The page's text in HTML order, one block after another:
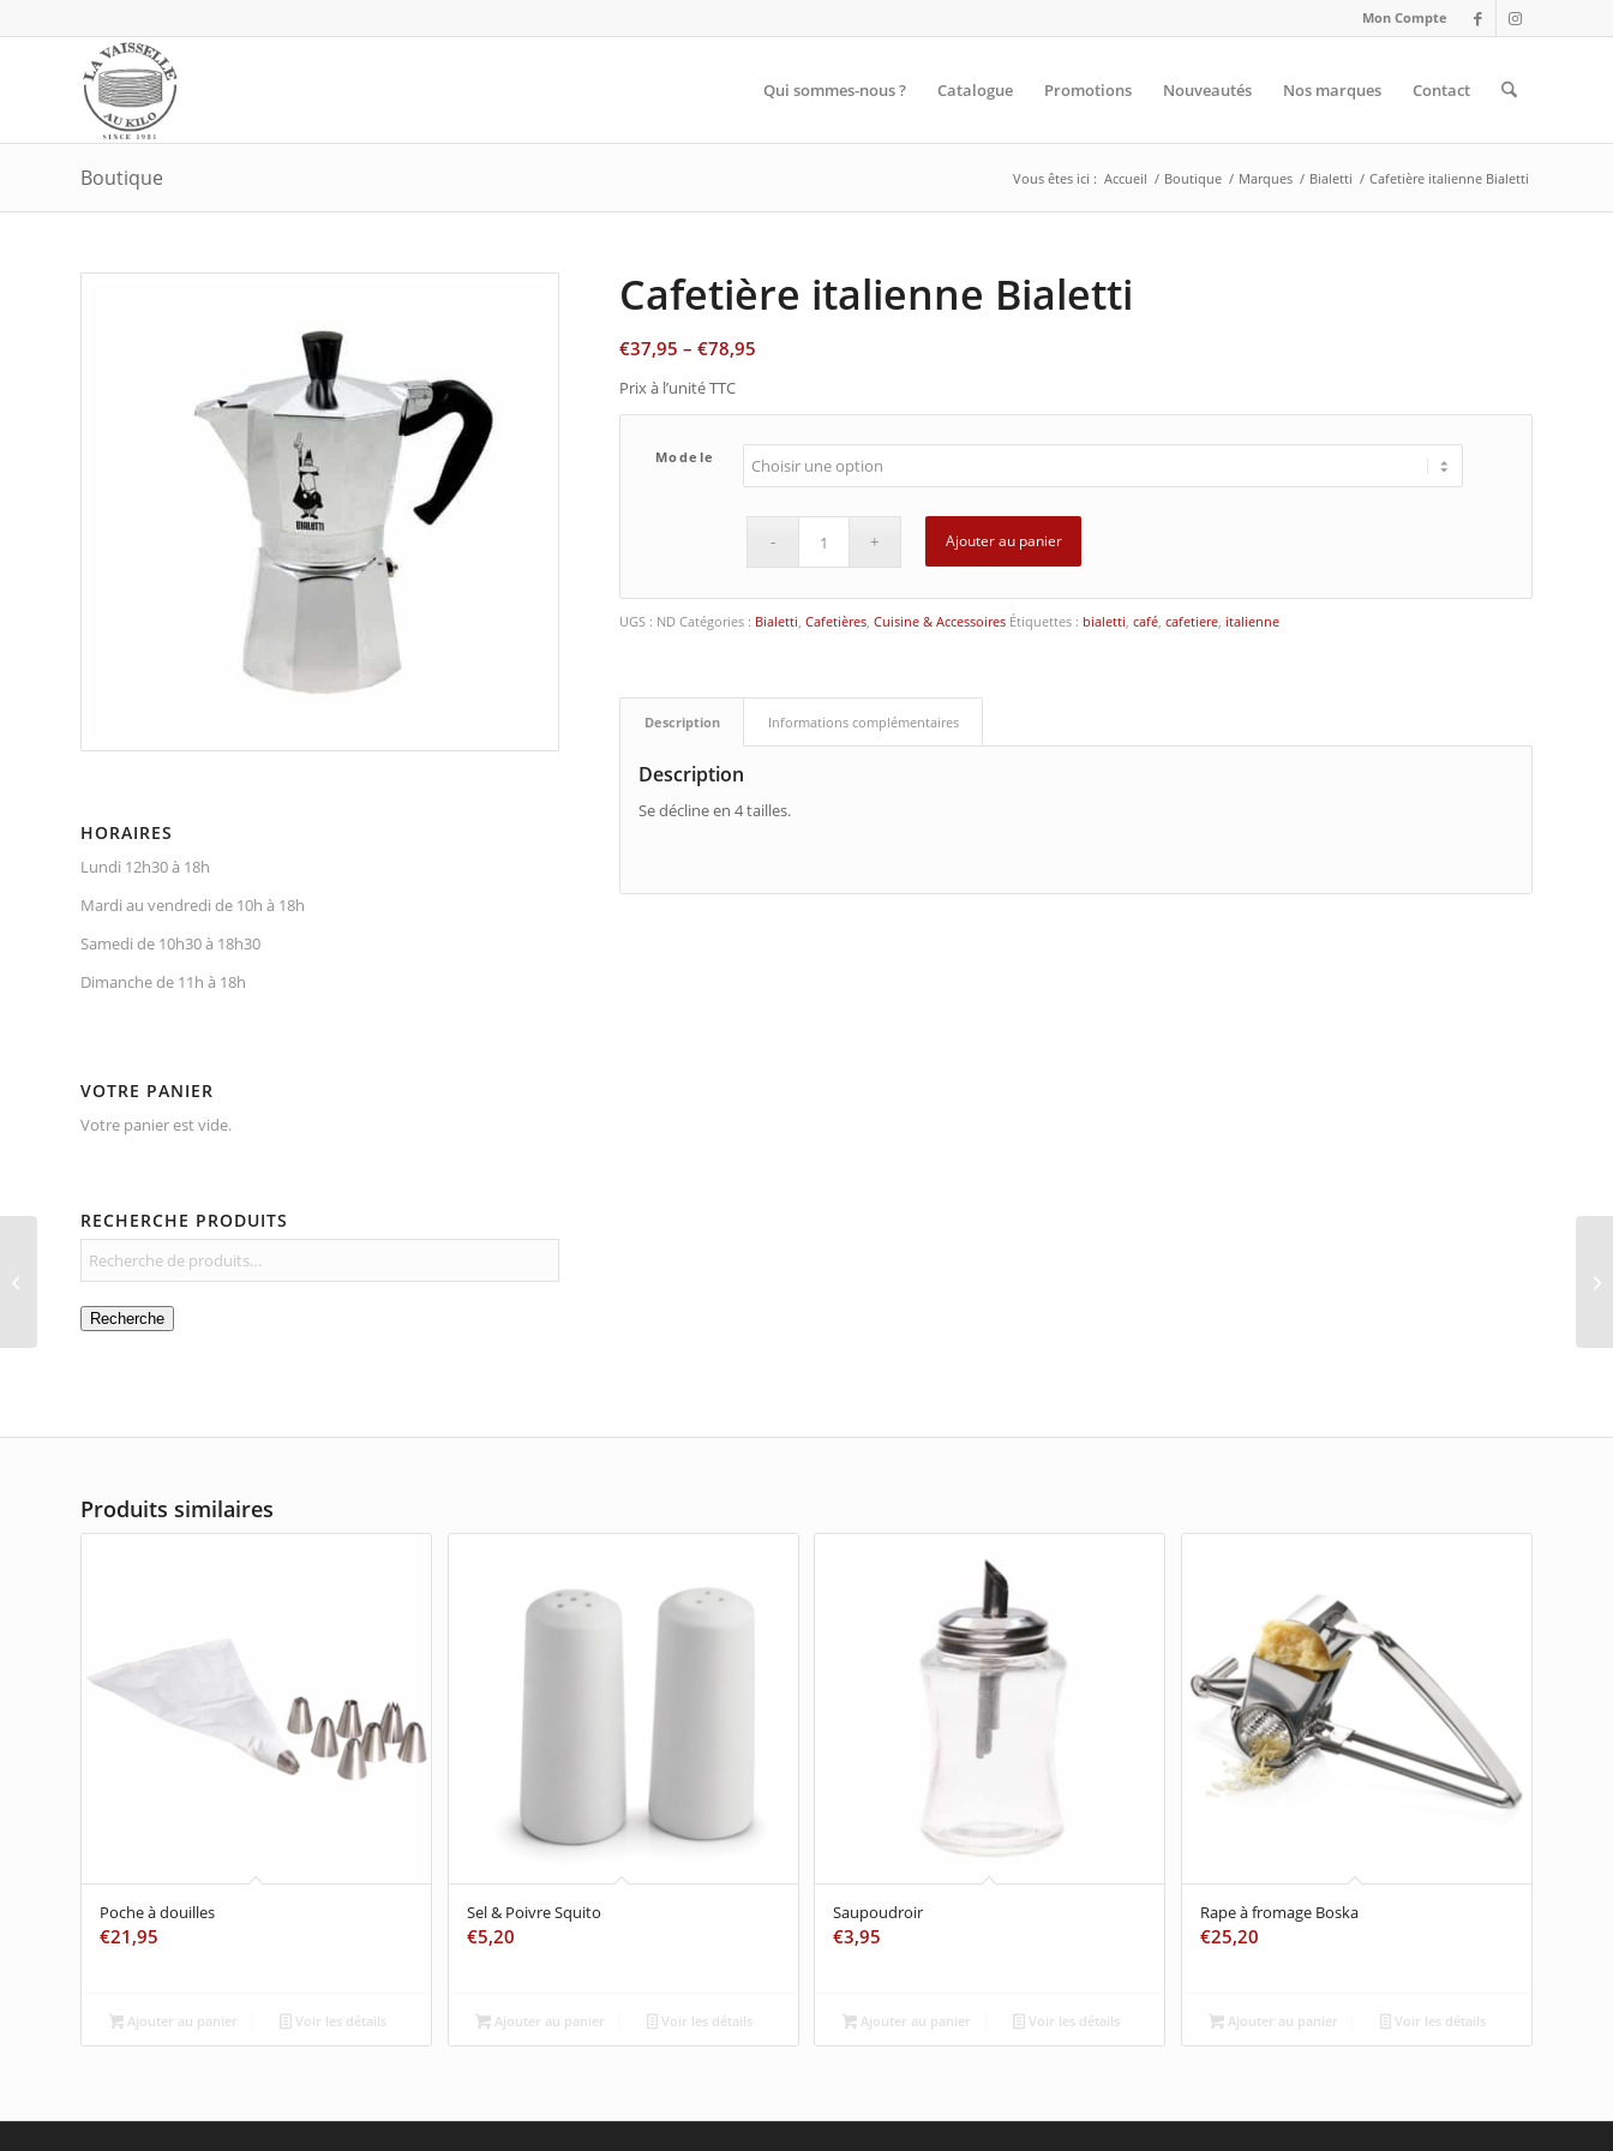
Mon Compte
Qui sommes-nous ? Catalogue Promotions Nouveautés Nos marques Contact
Boutique Vous êtes ici : Accueil / Boutique / Marques / Bialetti / Cafetière italienne Bialetti
HORAIRES
Lundi 12h30 à 18h
Mardi au vendredi de 10h à 18h
Samedi de 10h30 à 18h30
Dimanche de 11h à 18h
VOTRE PANIER
Votre panier est vide.
RECHERCHE PRODUITS
Recherche
Cafetière italienne Bialetti
€37,95 –€78,95
Prix à l’unité TTC
Modele
Ajouter au panier
UGS : ND Catégories : Bialetti,Cafetières,Cuisine & Accessoires Étiquettes : bialetti,café,cafetiere, italienne
Description Informations complémentaires
Description
Se décline en 4 tailles.
Produits similaires
Poche à douilles
€21,95
Ajouter au panier Voir les détails
Sel & Poivre Squito
€5,20
Ajouter au panier Voir les détails
Saupoudroir
€3,95
Ajouter au panier Voir les détails
Rape à fromage Boska
€25,20
Ajouter au panier Voir les détails
Verre à eau rond Lima